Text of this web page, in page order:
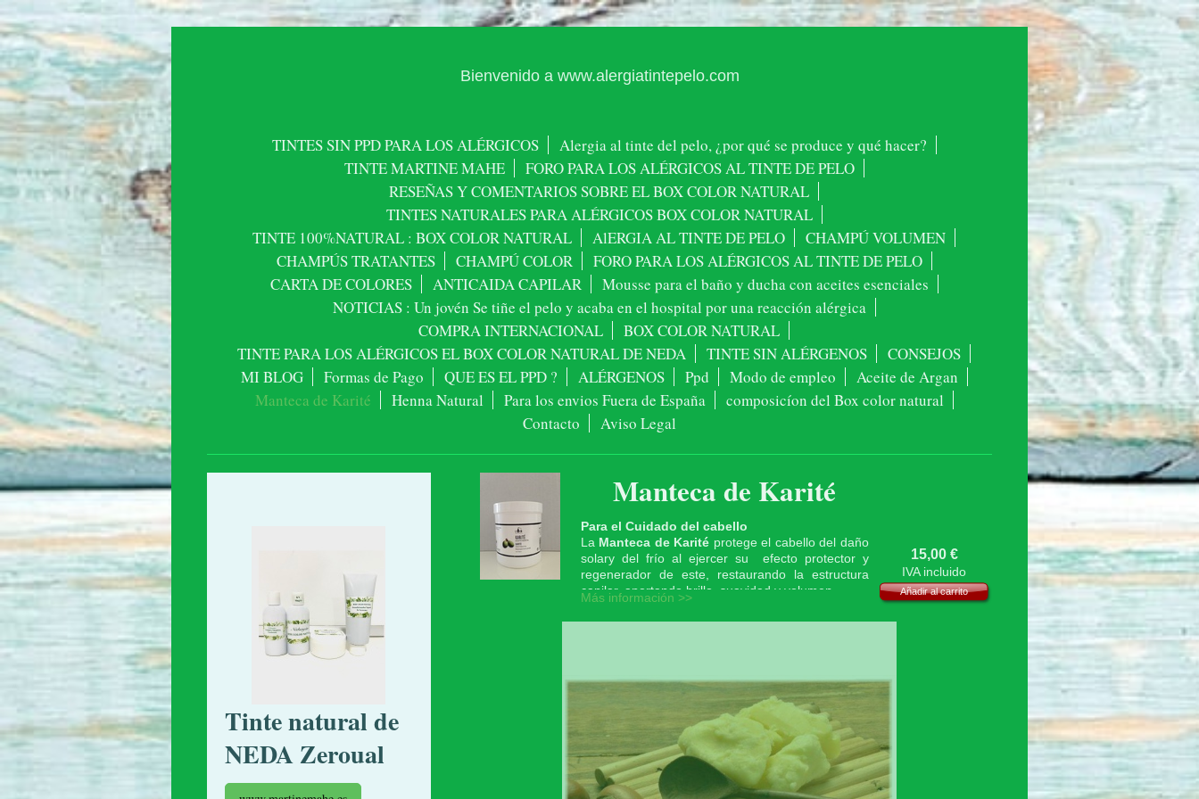
Bienvenido a www.alergiatintepelo.com
TINTES SIN PPD PARA LOS ALÉRGICOS
Alergia al tinte del pelo, ¿por qué se produce y qué hacer?
TINTE MARTINE MAHE
FORO PARA LOS ALÉRGICOS AL TINTE DE PELO
RESEÑAS Y COMENTARIOS SOBRE EL BOX COLOR NATURAL
TINTES NATURALES PARA ALÉRGICOS BOX COLOR NATURAL
TINTE 100%NATURAL : BOX COLOR NATURAL
AlERGIA AL TINTE DE PELO
CHAMPÚ VOLUMEN
CHAMPÚS TRATANTES
CHAMPÚ COLOR
FORO PARA LOS ALÉRGICOS AL TINTE DE PELO
CARTA DE COLORES
ANTICAIDA CAPILAR
Mousse para el baño y ducha con aceites esenciales
NOTICIAS : Un jovén Se tiñe el pelo y acaba en el hospital por una reacción alérgica
COMPRA INTERNACIONAL
BOX COLOR NATURAL
TINTE PARA LOS ALÉRGICOS EL BOX COLOR NATURAL DE NEDA
TINTE SIN ALÉRGENOS
CONSEJOS
MI BLOG
Formas de Pago QUE ES EL PPD ? ALÉRGENOS Ppd Modo de empleo
Aceite de Argan
Manteca de Karité
Henna Natural Para los envios Fuera de España
composicíon del Box color natural
Contacto
Aviso Legal
15,00€
IVA incluido
Añadir al carrito
Manteca de Karité
Para el Cuidado del cabello
La Manteca de Karité protege el cabello del daño
solary del frío al ejercer su efecto protector y
regenerador de este, restaurando la estructura
capilar, aportando brillo, suavidad y volumen.
Para el cuidado de la piel y pelo.
Manteca de Karitépura no perfumada (200ml).
manteca o mantequilla tiene unpoder hidratante
y duradero para el rostro y cuerpo, con
grandes propiedades suavizantes y re-
estructurantes
en arrugas y estrías, además de
ser un excelente regenerador de cabellos secos y
estropeados
Más información >>
Tinte natural de
NEDA Zeroual